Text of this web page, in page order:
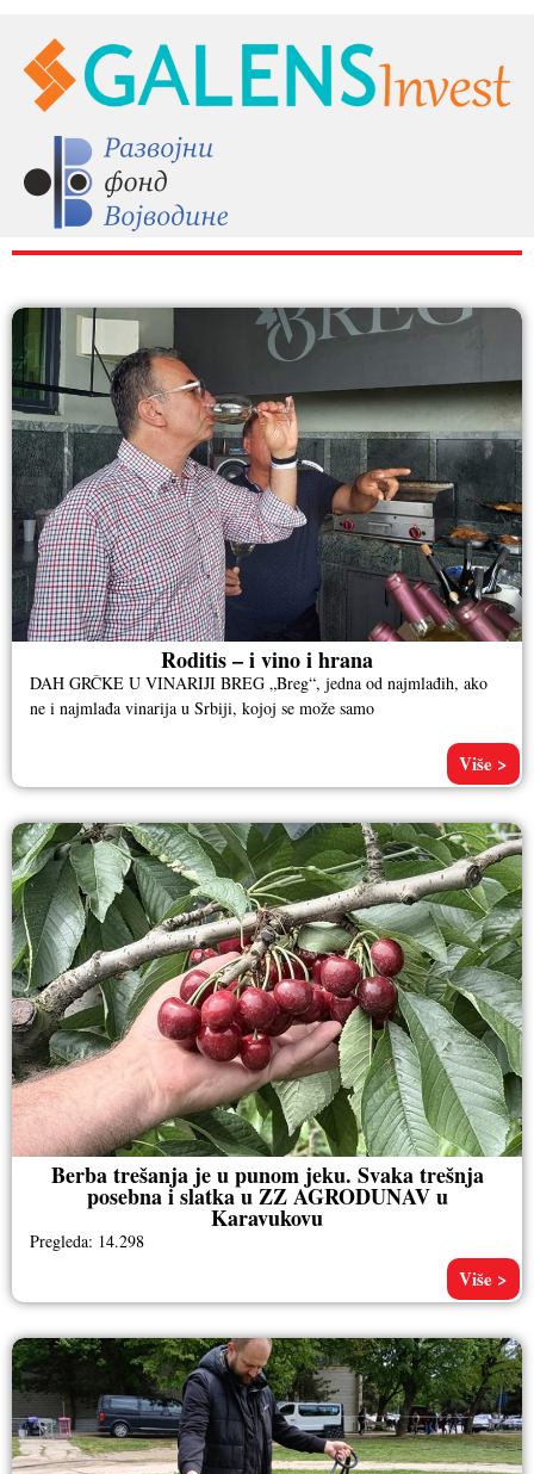
RAZNO
Roditis – i vino i hrana
DAH GRČKE U VINARIJI BREG „Breg“, jedna od najmlađih, ako
ne i najmlađa vinarija u Srbiji, kojoj se može samo
Više >
Berba trešanja je u punom jeku. Svaka trešnja
posebna i slatka u ZZ AGRODUNAV u
Karavukovu
Pregleda: 14.298
Više >